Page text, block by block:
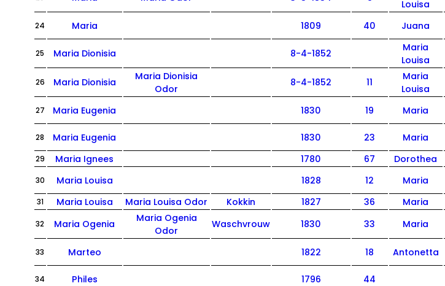
Louisa
24 Maria 1809 40 Juana
25 Maria Dionisia 8-4-1852
Maria
Louisa
26 Maria Dionisia
Maria Dionisia
Odor
8-4-1852 11
Maria
Louisa
27 Maria Eugenia 1830 19 Maria
28 Maria Eugenia 1830 23 Maria
29 Maria Ignees 1780 67 Dorothea
30 Maria Louisa 1828 12 Maria
31 Maria Louisa Maria Louisa Odor Kokkin 1827 36 Maria
32 Maria Ogenia
Maria Ogenia
Odor
Waschvrouw 1830 33 Maria
33 Marteo 1822 18 Antonetta
34 Philes 1796 44